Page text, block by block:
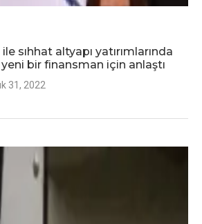
sıhhat altyapı yatırımlarında
bir finansman için anlaştı
31, 2022